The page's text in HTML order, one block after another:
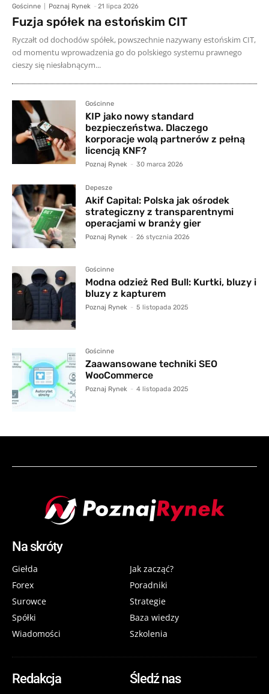
Gościnne Poznaj Rynek - 21 lipca 2026
Fuzja spółek na estońskim CIT
Ryczałt od dochodów spółek, powszechnie nazywany estońskim CIT,
od momentu wprowadzenia go do polskiego systemu prawnego
cieszy się niesłabnącym...
Gościnne
KIP jako nowy standard
bezpieczeństwa. Dlaczego
korporacje wolą partnerów z pełną
licencją KNF?
Poznaj Rynek - 30 marca 2026
Depesze
Akif Capital: Polska jak ośrodek
strategiczny z transparentnymi
operacjami w branży gier
Poznaj Rynek - 26 stycznia 2026
Gościnne
Modna odzież Red Bull: Kurtki, bluzy i
bluzy z kapturem
Poznaj Rynek - 5 listopada 2025
Gościnne
Zaawansowane techniki SEO
WooCommerce
Poznaj Rynek - 4 listopada 2025
Na skróty
Giełda
Forex
Surowce
Spółki
Wiadomości
Jak zacząć?
Poradniki
Strategie
Baza wiedzy
Szkolenia
Redakcja Śledź nas